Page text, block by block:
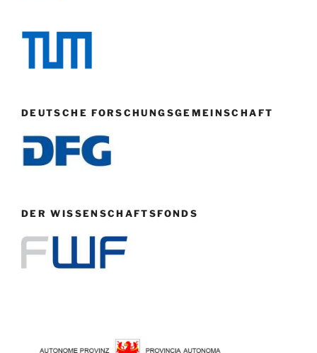
DEUTSCHE FORSCHUNGSGEMEINSCHAFT
DER WISSENSCHAFTSFONDS